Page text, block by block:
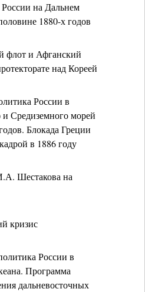
на Дальнем
1880-х годов
флот и Афганский
над Кореей
России в
и Средиземного морей
Блокада Греции
в 1886 году
Шестакова на
кризис
России в
Программа
дальневосточных